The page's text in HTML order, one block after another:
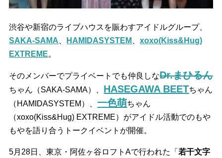
渋谷や新宿のライブハウスを賑わすアイドルグループ、
SAKA-SAMA
HAMIDASYSTEM 、xoxo(Kiss&Hug)
EXTREME。
そのメンバーでプライベートでも仲良しなDr.まひるん
ちゃん（SAKA-SAMA）、 HASEGAWA BEETちゃん
（HAMIDASYSTEM）、 一色萌ちゃん
（xoxo(Kiss&Hug) EXTREME）がアイドル活動でのもや
もやを語り合うトークイベントが開催。
5月28日、東京・阿佐ヶ谷ロフトAで行われた「若干文字